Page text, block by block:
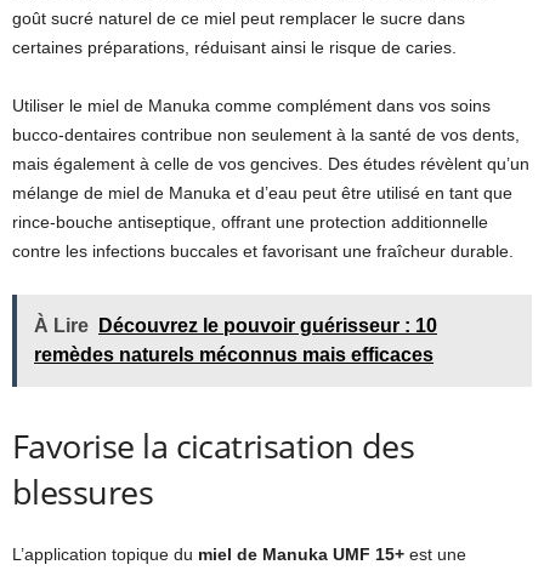
goût sucré naturel de ce miel peut remplacer le sucre dans
certaines préparations, réduisant ainsi le risque de caries.
Utiliser le miel de Manuka comme complément dans vos soins
bucco-dentaires contribue non seulement à la santé de vos dents,
mais également à celle de vos gencives. Des études révèlent qu’un
mélange de miel de Manuka et d’eau peut être utilisé en tant que
rince-bouche antiseptique, offrant une protection additionnelle
contre les infections buccales et favorisant une fraîcheur durable.
À Lire
Découvrez le pouvoir guérisseur : 10
remèdes naturels méconnus mais efficaces
Favorise la cicatrisation des
blessures
L’application topique du miel de Manuka UMF 15+ est une